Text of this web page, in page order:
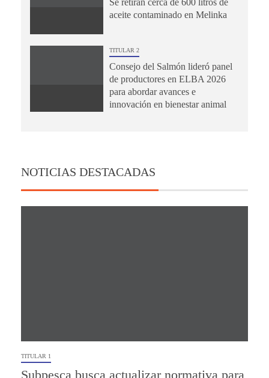
aceite contaminado en Melinka
TITULAR 2
Consejo del Salmón lideró panel
de productores en ELBA 2026
para abordar avances e
innovación en bienestar animal
NOTICIAS DESTACADAS
TITULAR 1
Subpesca busca actualizar normativa para